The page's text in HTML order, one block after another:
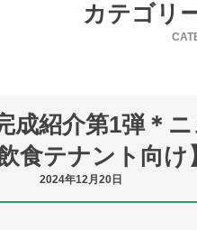
カテゴリ
成紹介第1弾＊
食テナント向け
2024年12月20日